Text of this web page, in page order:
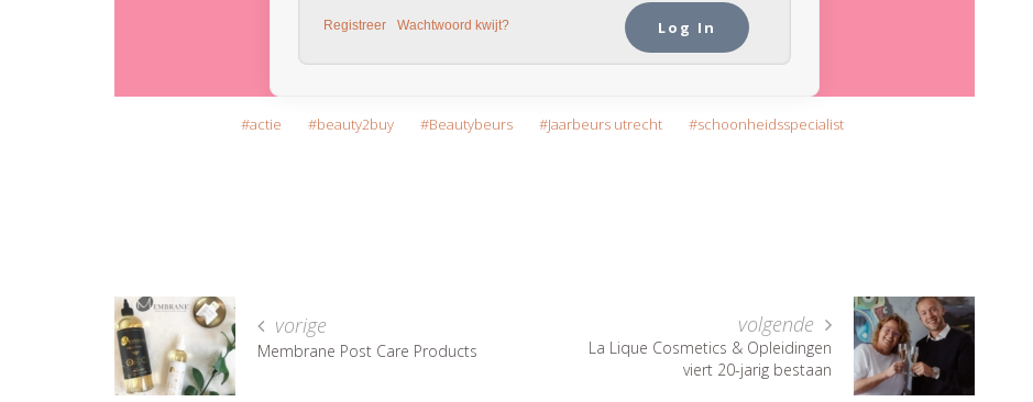
Registreer Wachtwoord kwijt?
actie beauty2buy Beautybeurs Jaarbeurs utrecht schoonheidsspecialist
vorige
Membrane Post Care Products
volgende
La Lique Cosmetics & Opleidingen
viert 20-jarig bestaan